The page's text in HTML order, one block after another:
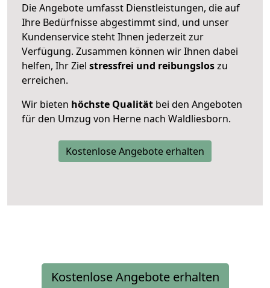
Die Angebote umfasst Dienstleistungen, die auf
Ihre Bedürfnisse abgestimmt sind, und unser
Kundenservice steht Ihnen jederzeit zur
Verfügung. Zusammen können wir Ihnen dabei
helfen, Ihr Ziel stressfrei und reibungsloszu
erreichen.
Wir bieten höchste Qualität bei den Angeboten
für den Umzug von Herne nach Waldliesborn.
Kostenlose Angebote erhalten
Kostenlose Angebote erhalten